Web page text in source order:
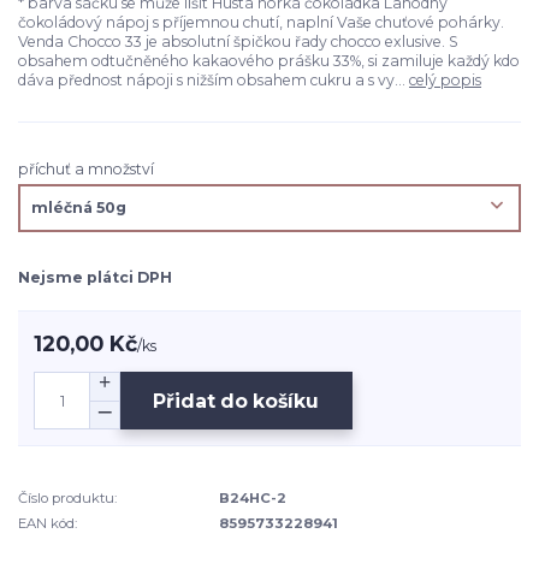
čokoládový nápoj s příjemnou chutí, naplní Vaše chuťové pohárky.
Venda Chocco 33 je absolutní špičkou řady chocco exlusive. S
obsahem odtučněného kakaového prášku 33%, si zamiluje každý kdo
dáva přednost nápoji s nižším obsahem cukru a s vy... celý popis
příchuť a množství
Nejsme plátci DPH
120,00 Kč/ks
Přidat do košíku
Číslo produktu:
B24HC-2
EAN kód:
8595733228941